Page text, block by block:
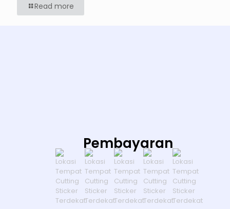
Read more
Pembayaran